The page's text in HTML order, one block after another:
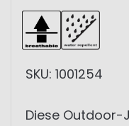
SKU: 1001254
Diese